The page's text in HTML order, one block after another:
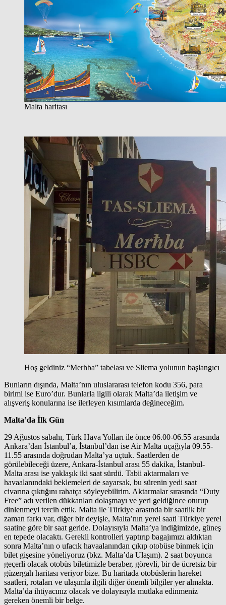
Malta haritası
Hoş geldiniz “Merhba” tabelası ve Sliema yolunun başlangıcı
Bunların dışında, Malta’nın uluslararası telefon kodu 356, para
birimi ise Euro’dur. Bunlarla ilgili olarak Malta’da iletişim ve
alışveriş konularına ise ilerleyen kısımlarda değineceğim.
Malta’da İlk Gün
29 Ağustos sabahı, Türk Hava Yolları ile önce 06.00-06.55 arasında
Ankara’dan İstanbul’a, İstanbul’dan ise Air Malta uçağıyla 09.55-
11.55 arasında doğrudan Malta’ya uçtuk. Saatlerden de
görülebileceği üzere, Ankara-İstanbul arası 55 dakika, İstanbul-
Malta arası ise yaklaşık iki saat sürdü. Tabii aktarmaları ve
havaalanındaki beklemeleri de sayarsak, bu sürenin yedi saat
civarına çıktığını rahatça söyleyebilirim. Aktarmalar sırasında “Duty
Free” adı verilen dükkanları dolaşmayı ve yeri geldiğince oturup
dinlenmeyi tercih ettik. Malta ile Türkiye arasında bir saatlik bir
zaman farkı var, diğer bir deyişle, Malta’nın yerel saati Türkiye yerel
saatine göre bir saat geride. Dolayısıyla Malta’ya indiğimizde, güneş
en tepede olacaktı. Gerekli kontrolleri yaptırıp bagajımızı aldıktan
sonra Malta’nın o ufacık havaalanından çıkıp otobüse binmek için
bilet gişesine yöneliyoruz (bkz. Malta’da Ulaşım). 2 saat boyunca
geçerli olacak otobüs biletimizle beraber, görevli, bir de ücretsiz bir
güzergah haritası veriyor bize. Bu haritada otobüslerin hareket
saatleri, rotaları ve ulaşımla ilgili diğer önemli bilgiler yer almakta.
Malta’da ihtiyacınız olacak ve dolayısıyla mutlaka edinmeniz
gereken önemli bir belge.